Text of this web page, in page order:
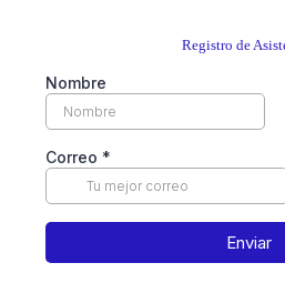
Registro de
Nombre
Correo *
Enviar